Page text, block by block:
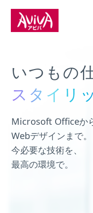
スタイ
いつもの
スタイリ
Microsoft Officeか
Webデザインまで。
今必要な技術を、
最高の環境で。